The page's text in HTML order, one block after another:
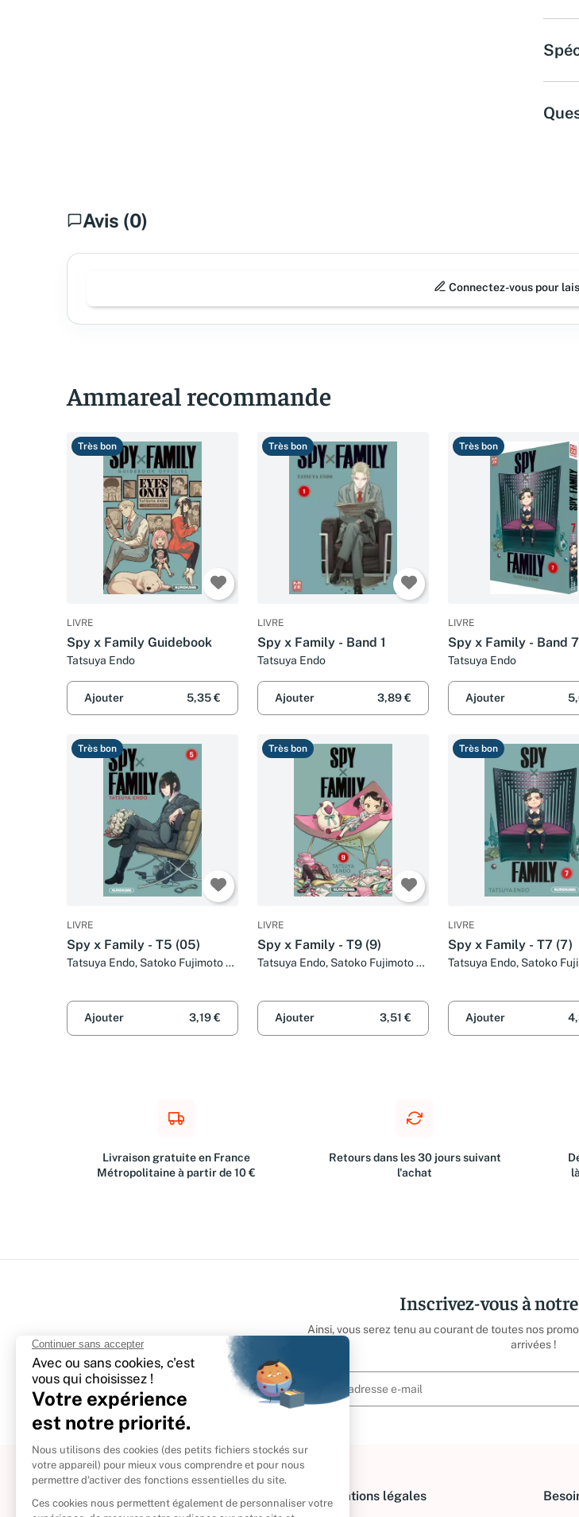
Avis (0)
Connectez-vous pour
Ammareal recommande
Très bon
LIVRE
Spy x Family Guidebook
Tatsuya Endo
Ajouter 5,35 €
Très bon
LIVRE
Spy x Family - Band 1
Tatsuya Endo
Ajouter 3,89 €
Très bon
LIVRE
Spy x Family - Band 7
Tatsuya Endo
Ajouter
Très bon
LIVRE
Spy x Family - T5 (05)
Tatsuya Endo, Satoko Fujimoto et
Ajouter 3,19 €
Très bon
LIVRE
Spy x Family - T9 (9)
Tatsuya Endo, Satoko Fujimoto et
Ajouter 3,51 €
Très bon
LIVRE
Spy x Family - T7 (7)
Tatsuya Endo, Satoko
Ajouter
Livraison gratuite en France
Métropolitaine à partir de 10 €
Retours dans les 30 jours suivant
l'achat
Inscrivez-vous à
Ainsi, vous serez tenu au courant de toutes nos
arrivées !
À propos Informations légales